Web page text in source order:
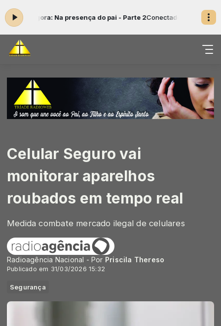
agora: Na presença do pai - Parte 2Conectados com Cristo das
Celular Seguro vai
monitorar aparelhos
roubados em tempo real
Medida combate mercado ilegal de celulares
Radioagência Nacional - Por Priscila Thereso
Publicado em 31/03/2026 15:32
Segurança